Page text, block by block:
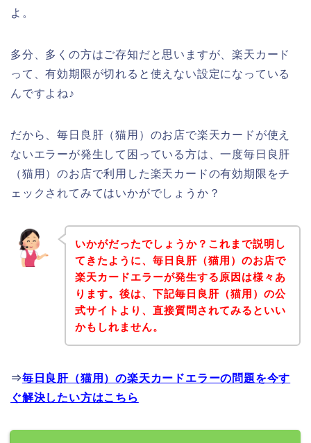
よ。
多分、多くの方はご存知だと思いますが、楽天カード
って、有効期限が切れると使えない設定になっている
んですよね♪
だから、毎日良肝（猫用）のお店で楽天カードが使え
ないエラーが発生して困っている方は、一度毎日良肝
（猫用）のお店で利用した楽天カードの有効期限をチ
ェックされてみてはいかがでしょうか？
いかがだったでしょうか？これまで説明し
てきたように、毎日良肝（猫用）のお店で
楽天カードエラーが発生する原因は様々あ
ります。後は、下記毎日良肝（猫用）の公
式サイトより、直接質問されてみるといい
かもしれません。
⇒毎日良肝（猫用）の楽天カードエラーの問題を今す
ぐ解決したい方はこちら